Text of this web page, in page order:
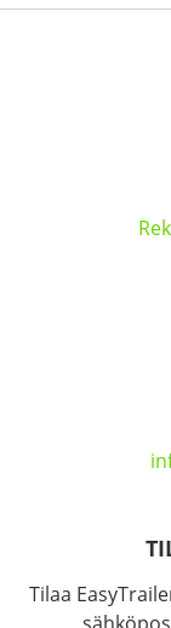
Tilaa